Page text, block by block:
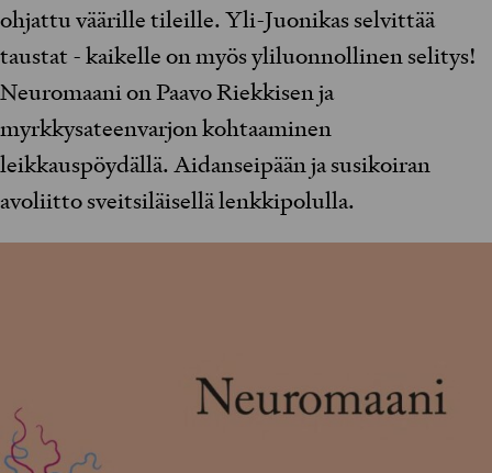
ohjattu väärille tileille. Yli-Juonikas selvittää
taustat - kaikelle on myös yliluonnollinen selitys!
Neuromaani on Paavo Riekkisen ja
myrkkysateenvarjon kohtaaminen
leikkauspöydällä. Aidanseipään ja susikoiran
avoliitto sveitsiläisellä lenkkipolulla.